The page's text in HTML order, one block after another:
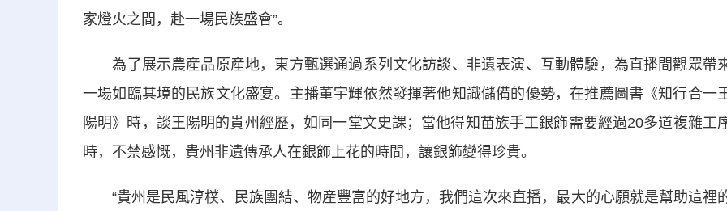
家燈火之間，赴一場民族盛會”。
為了展示農産品原産地，東方甄選通過系列文化訪談、非遺表演、互動體驗，為直播間觀眾帶
一場如臨其境的民族文化盛宴。主播董宇輝依然發揮著他知識儲備的優勢，在推薦圖書《知行合一
陽明》時，談王陽明的貴州經歷，如同一堂文史課；當他得知苗族手工銀飾需要經過20多道複雜工
時，不禁感慨，貴州非遺傳承人在銀飾上花的時間，讓銀飾變得珍貴。
“貴州是民風淳樸、民族團結、物産豐富的好地方，我們這次來直播，最大的心願就是幫助這裡